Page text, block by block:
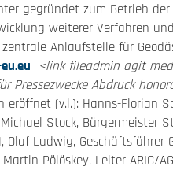
gegründet zum Betrieb
weiterer Verfahren
Anlaufstelle für
<link fileadmin agit
Pressezwecke Abdruck
eröffnet (v.l.): Hanns-Florian
Stock, Bürgermeister
Olaf Ludwig, Geschäftsführer
Martin Pölöskey, Leiter ARIC/